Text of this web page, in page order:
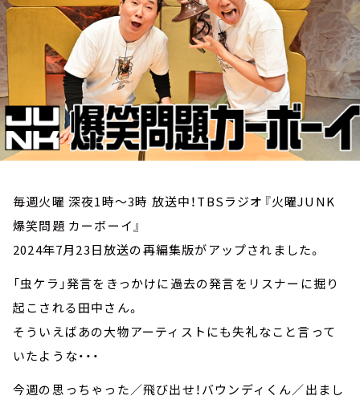
会社情報
毎週火曜 深夜1時～3時 放送中！TBSラジオ『火曜JUNK
爆笑問題 カーボーイ』
2024年7月23日放送の再編集版がアップされました。
「虫ケラ」発言をきっかけに過去の発言をリスナーに掘り
起こされる田中さん。
そういえばあの大物アーティストにも失礼なこと言って
いたような・・・
今週の思っちゃった／飛び出せ！バウンディくん／出まし